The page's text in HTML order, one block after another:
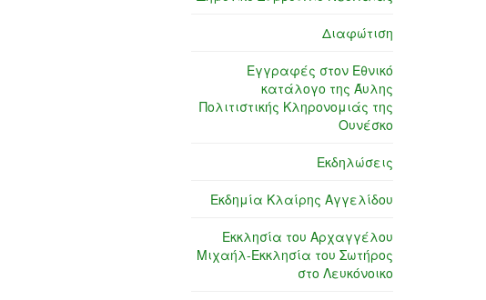
Διαφώτιση
Εγγραφές στον Εθνικό
κατάλογο της Άυλης
Πολιτιστικής Κληρονομιάς της
Ουνέσκο
Εκδηλώσεις
Εκδημία Κλαίρης Αγγελίδου
Εκκλησία του Αρχαγγέλου
Μιχαήλ-Εκκλησία του Σωτήρος
στο Λευκόνοικο